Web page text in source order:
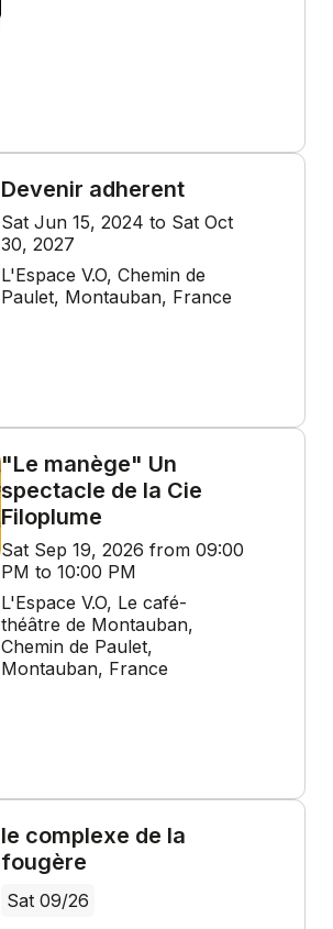
Devenir adherent
Sat Jun 15, 2024 to Sat Oct
30, 2027
L'Espace V.O, Chemin de
Paulet, Montauban, France
"Le manège" Un
spectacle de la Cie
Filoplume
Sat Sep 19, 2026 from 09:00
PM to 10:00 PM
L'Espace V.O, Le café-
théâtre de Montauban,
Chemin de Paulet,
Montauban, France
le complexe de la
fougère
Sat 09/26